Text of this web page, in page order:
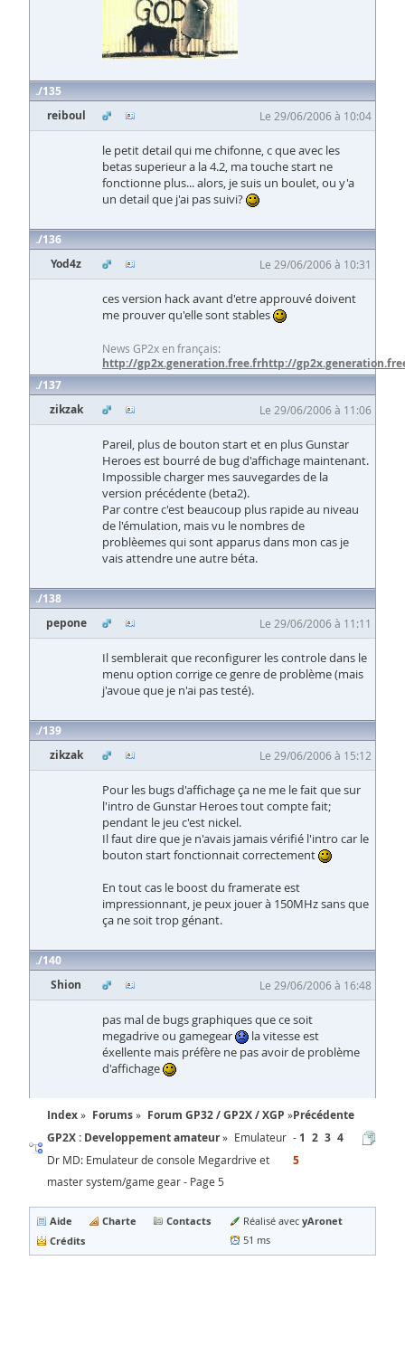
135
reiboul
Le 29/06/2006 à 10:04
le petit detail qui me chifonne, c que avec les
betas superieur a la 4.2, ma touche start ne
fonctionne plus... alors, je suis un boulet, ou y'a
un detail que j'ai pas suivi?
136
Yod4z
Le 29/06/2006 à 10:31
ces version hack avant d'etre approuvé doivent
me prouver qu'elle sont stables
News GP2x en français:
http://gp2x.generation.free.frhttp://
137
zikzak
Le 29/06/2006 à 11:06
Pareil, plus de bouton start et en plus Gunstar
Heroes est bourré de bug d'affichage maintenant.
Impossible charger mes sauvegardes de la
version précédente (beta2).
Par contre c'est beaucoup plus rapide au niveau
de l'émulation, mais vu le nombres de
problèemes qui sont apparus dans mon cas je
vais attendre une autre béta.
138
pepone
Le 29/06/2006 à 11:11
Il semblerait que reconfigurer les controle dans le
menu option corrige ce genre de problème (mais
j'avoue que je n'ai pas testé).
139
zikzak
Le 29/06/2006 à 15:12
Pour les bugs d'affichage ça ne me le fait que sur
l'intro de Gunstar Heroes tout compte fait;
pendant le jeu c'est nickel.
Il faut dire que je n'avais jamais vérifié l'intro car le
bouton start fonctionnait correctement
En tout cas le boost du framerate est
impressionnant, je peux jouer à 150MHz sans que
ça ne soit trop génant.
140
Shion
Le 29/06/2006 à 16:48
pas mal de bugs graphiques que ce soit
megadrive ou gamegear
la vitesse est
éxellente mais préfère ne pas avoir de problème
d'affichage
Index Forums
Forum GP32 / GP2X / XGP
GP2X : Developpement amateur
Emulateur
Dr MD: Emulateur de console Megardrive et
master system/game gear - Page 5
Précédente
1 2 3 4
5
Aide Charte
Contacts
Crédits
Réalisé avecyAronet
51 ms